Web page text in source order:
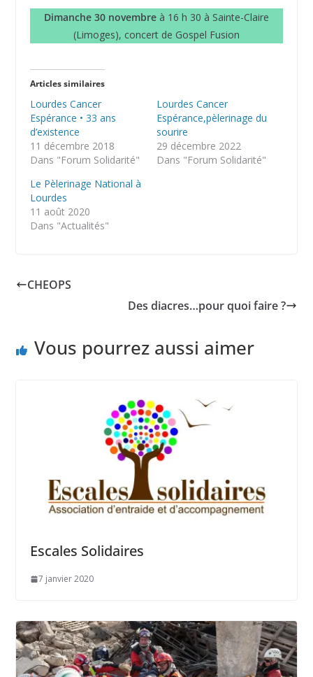
Dimanche 30 novembreà 16 h 30 à Sainte-Claire
(Limoges), concert de Gospel Fusion
Articles similaires
Lourdes Cancer
Espérance • 33 ans
d’existence
11 décembre 2018
Dans "Forum Solidarité"
Lourdes Cancer
Espérance,pèlerinage du
sourire
29 décembre 2022
Dans "Forum Solidarité"
Le Pèlerinage National à
Lourdes
11 août 2020
Dans "Actualités"
CHEOPS
Des diacres…pour quoi faire ?
Vous pourrez aussi aimer
Escales Solidaires
7 janvier 2020